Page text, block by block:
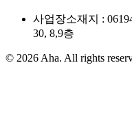
사업장소재지 :
30, 8,9층
© 2026 Aha. All rights